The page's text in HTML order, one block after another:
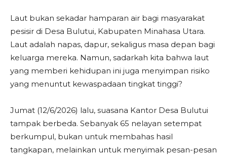
Laut bukan sekadar hamparan air bagi masyarakat
pesisir di Desa Bulutui, Kabupaten Minahasa Utara.
Laut adalah napas, dapur, sekaligus masa depan bagi
keluarga mereka. Namun, sadarkah kita bahwa laut
yang memberi kehidupan ini juga menyimpan risiko
yang menuntut kewaspadaan tingkat tinggi?
Jumat (12/6/2026) lalu, suasana Kantor Desa Bulutui
tampak berbeda. Sebanyak 65 nelayan setempat
berkumpul, bukan untuk membahas hasil
tangkapan, melainkan untuk menyimak pesan-pesan